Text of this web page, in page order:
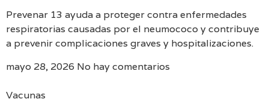
Prevenar 13 ayuda a proteger contra enfermedades
respiratorias causadas por el neumococo y contribuye
a prevenir complicaciones graves y hospitalizaciones.
mayo 28, 2026 No hay comentarios
Vacunas